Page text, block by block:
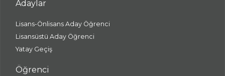
Adaylar
Lisans-Önlisans Aday Öğrenci
Lisansüstü Aday Öğrenci
Yatay Geçiş
Öğrenci